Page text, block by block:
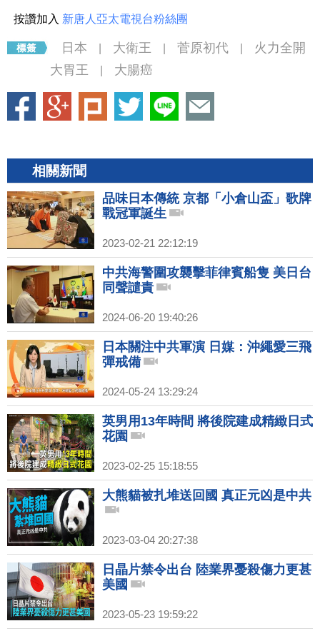
按讚加入 新唐人亞太電視台粉絲團
日本 大衛王 菅原初代
火力全開
大胃王
大腸癌
相關新聞
品味日本傳統 京都「小倉山盃」歌牌
戰冠軍誕生
2023-02-21 22:12:19
中共海警圍攻襲擊菲律賓船隻 美日台
同聲譴責
2024-06-20 19:40:26
日本關注中共軍演 日媒：沖繩愛三飛
彈戒備
2024-05-24 13:29:24
英男用13年時間 將後院建成精緻日式
花園
2023-02-25 15:18:55
大熊貓被扎堆送回國 真正元凶是中共
2023-03-04 20:27:38
日晶片禁令出台 陸業界憂殺傷力更甚
美國
2023-05-23 19:59:22